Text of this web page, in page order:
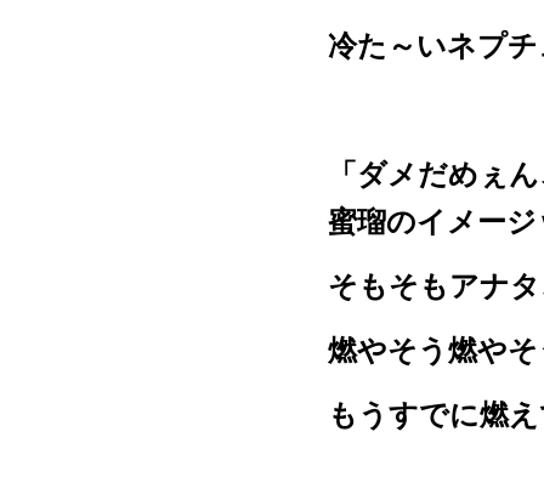
冷た～いネプ
「ダメだめぇ
蜜瑠のイメージ
そもそもアナ
燃やそう燃や
もうすでに燃